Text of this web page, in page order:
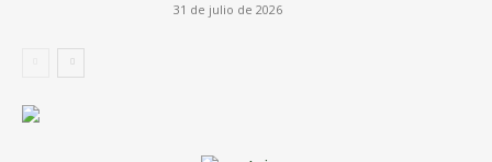
31 de julio de 2026